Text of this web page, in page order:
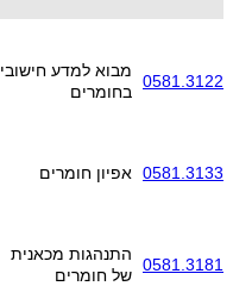
0581.3122
מבוא למדע חישובי
בחומרים
0581.3133 אפיון חומרים
0581.3181
התנהגות מכאנית
של חומרים